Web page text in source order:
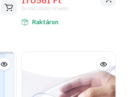
price
was:
358445 Ft.
price
is:
170561 Ft.
(bruttó)134300 Ft(nettó)
Raktáron